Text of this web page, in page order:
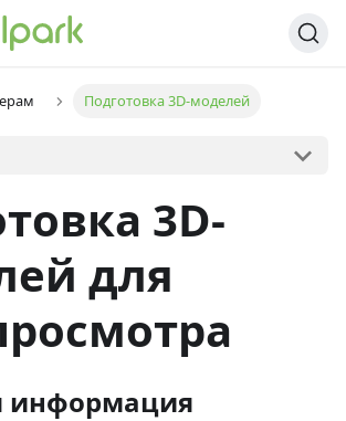
Подготовка 3D-моделей
3D-
для
информация